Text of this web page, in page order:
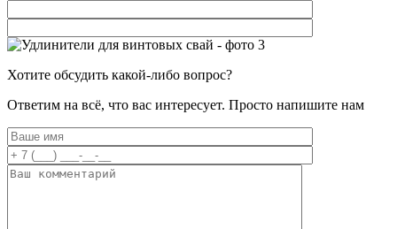
Хотите обсудить какой-либо вопрос?
Ответим на всё, что вас интересует. Просто напишите нам